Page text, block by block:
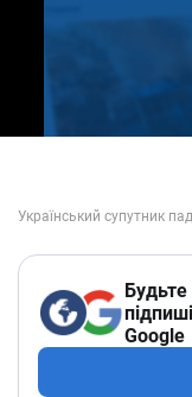
Google